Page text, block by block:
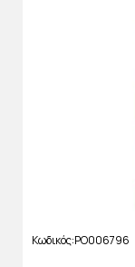
Κωδικός PO006796